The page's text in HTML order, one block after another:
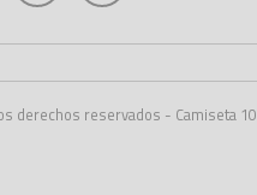
derechos reservados - Camiseta 10